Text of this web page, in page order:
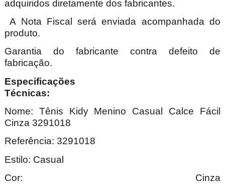
adquiridos diretamente dos fabricantes.
A Nota Fiscal será enviada acompanhada do
produto.
Garantia do fabricante contra defeito de
fabricação.
Especificações
Nome: Tênis Kidy Menino Casual Calce Fácil
Cinza 3291018
Referência: 3291018
Estilo: Casual
Cor: Cinza